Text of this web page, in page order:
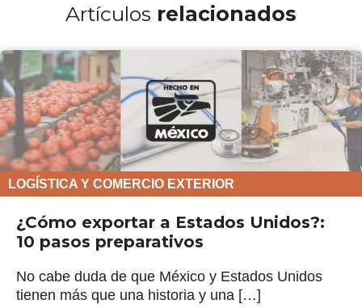
Artículos relacionados
LOGÍSTICA Y COMERCIO EXTERIOR
¿Cómo exportar a Estados Unidos?:
10 pasos preparativos
No cabe duda de que México y Estados Unidos
tienen más que una historia y una […]